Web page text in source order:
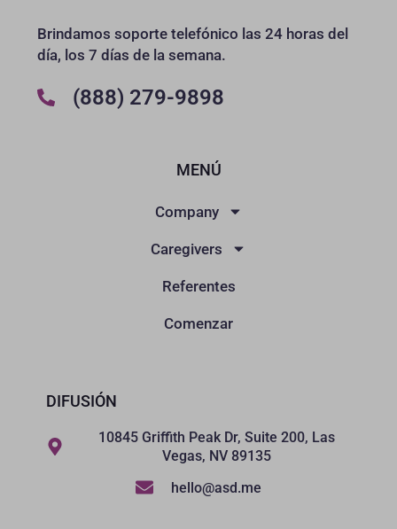
Brindamos soporte telefónico las 24 horas del
día, los 7 días de la semana.
(888) 279-9898
MENÚ
Company
Caregivers
Referentes
Comenzar
DIFUSIÓN
10845 Griffith Peak Dr, Suite 200, Las
Vegas, NV 89135
hello@asd.me